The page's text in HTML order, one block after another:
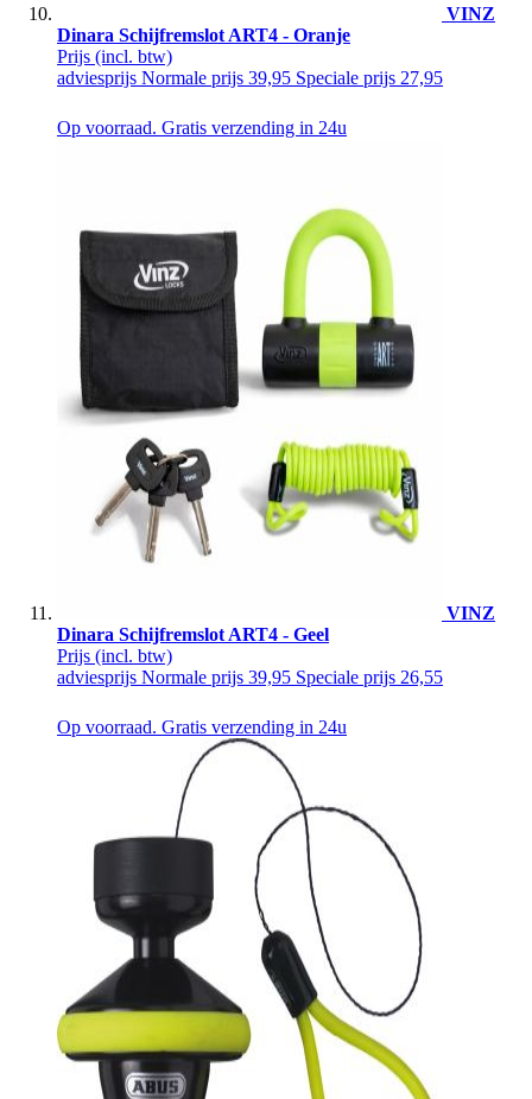
VINZ
Dinara Schijfremslot ART4 - Oranje
Prijs (incl. btw)
adviesprijs Normale prijs 39,95 Speciale prijs 27,95
Op voorraad. Gratis verzending in 24u
VINZ
Dinara Schijfremslot ART4 - Geel
Prijs (incl. btw)
adviesprijs Normale prijs 39,95 Speciale prijs 26,55
Op voorraad. Gratis verzending in 24u